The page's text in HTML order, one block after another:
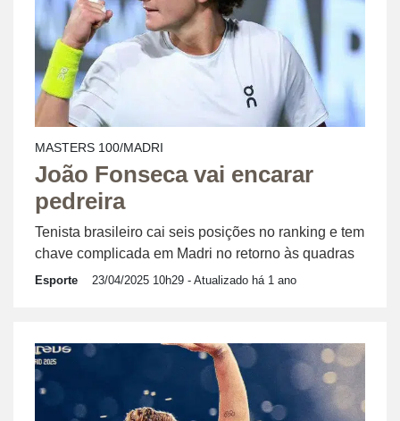
MASTERS 100/MADRI
João Fonseca vai encarar
pedreira
Tenista brasileiro cai seis posições no ranking e tem
chave complicada em Madri no retorno às quadras
Esporte 23/04/2025 10h29 - Atualizado há 1 ano